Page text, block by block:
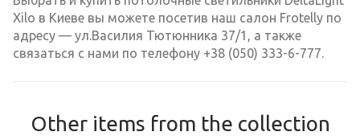
Xilo в Киеве вы можете посетив наш салон Frotelly по
адресу — ул.Василия Тютюнника 37/1, а также
связаться с нами по телефону +38 (050) 333-6-777.
Other items from the collection